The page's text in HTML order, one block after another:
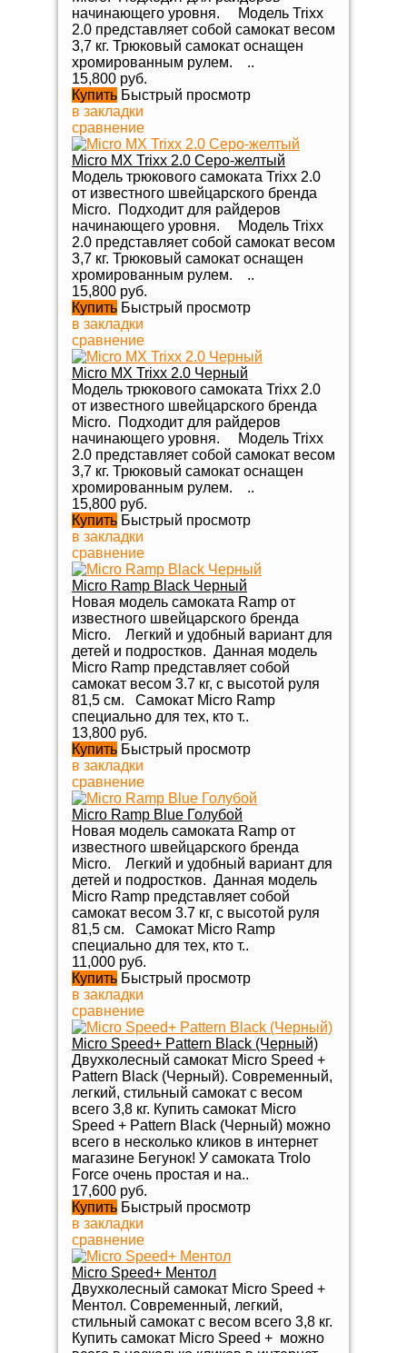
начинающего уровня. Модель Trixx
2.0 представляет собой самокат весом
3,7 кг. Трюковый самокат оснащен
хромированным рулем. ..
15,800 руб.
Купить Быстрый просмотр
в закладки
сравнение
Micro MX Trixx 2.0 Серо-желтый
Модель трюкового самоката Trixx 2.0
от известного швейцарского бренда
Micro. Подходит для райдеров
начинающего уровня. Модель Trixx
2.0 представляет собой самокат весом
3,7 кг. Трюковый самокат оснащен
хромированным рулем. ..
15,800 руб.
Купить Быстрый просмотр
в закладки
сравнение
Micro MX Trixx 2.0 Черный
Модель трюкового самоката Trixx 2.0
от известного швейцарского бренда
Micro. Подходит для райдеров
начинающего уровня. Модель Trixx
2.0 представляет собой самокат весом
3,7 кг. Трюковый самокат оснащен
хромированным рулем. ..
15,800 руб.
Купить Быстрый просмотр
в закладки
сравнение
Micro Ramp Black Черный
Новая модель самоката Ramp от
известного швейцарского бренда
Micro. Легкий и удобный вариант для
детей и подростков. Данная модель
Micro Ramp представляет собой
самокат весом 3.7 кг, с высотой руля
81,5 см. Самокат Micro Ramp
специально для тех, кто т..
13,800 руб.
Купить Быстрый просмотр
в закладки
сравнение
Micro Ramp Blue Голубой
Новая модель самоката Ramp от
известного швейцарского бренда
Micro. Легкий и удобный вариант для
детей и подростков. Данная модель
Micro Ramp представляет собой
самокат весом 3.7 кг, с высотой руля
81,5 см. Самокат Micro Ramp
специально для тех, кто т..
11,000 руб.
Купить Быстрый просмотр
в закладки
сравнение
Micro Speed+ Pattern Black (Черный)
Двухколесный самокат Micro Speed +
Pattern Black (Черный). Современный,
легкий, стильный самокат с весом
всего 3,8 кг. Купить самокат Micro
Speed + Pattern Black (Черный) можно
всего в несколько кликов в интернет
магазине Бегунок! У самоката Trolo
Force очень простая и на..
17,600 руб.
Купить Быстрый просмотр
в закладки
сравнение
Micro Speed+ Ментол
Двухколесный самокат Micro Speed +
Ментол. Современный, легкий,
стильный самокат с весом всего 3,8 кг.
Купить самокат Micro Speed + можно